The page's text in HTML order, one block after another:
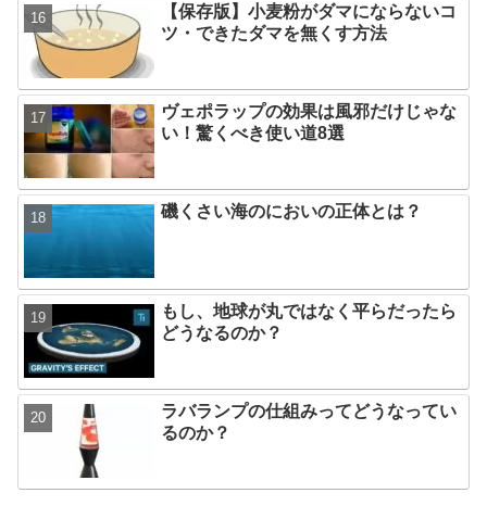
【保存版】小麦粉がダマにならないコ
ツ・できたダマを無くす方法
ヴェポラップの効果は風邪だけじゃな
い！驚くべき使い道8選
磯くさい海のにおいの正体とは？
もし、地球が丸ではなく平らだったら
どうなるのか？
ラバランプの仕組みってどうなってい
るのか？